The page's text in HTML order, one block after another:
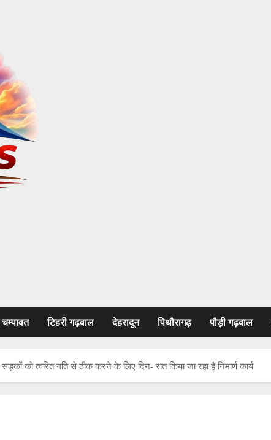
चम्पावत टिहरी गढ़वाल देहरादून पिथौरागढ़ पौड़ी गढ़वाल
को त्वरित गति से ठीक करने के लिए दिन- रात किया जा रहा है निमार्ण कार्य